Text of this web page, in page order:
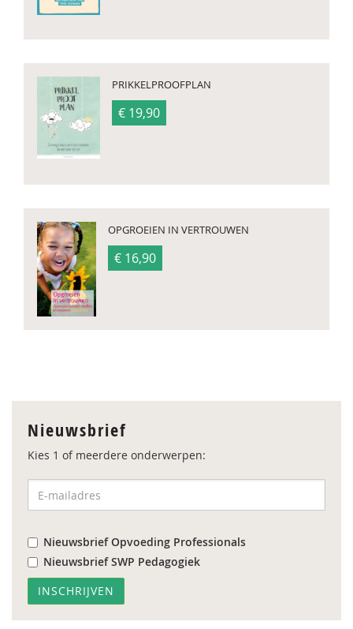
PRIKKELPROOFPLAN
€ 19,90
OPGROEIEN IN VERTROUWEN
€ 16,90
Nieuwsbrief
Kies 1 of meerdere onderwerpen:
Nieuwsbrief Opvoeding Professionals
Nieuwsbrief SWP Pedagogiek